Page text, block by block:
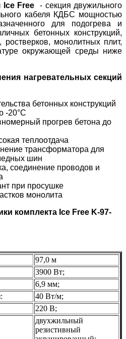
Ice Free- секция двужильного
кабеля КДБС мощностью
для подогрева и
бетонных конструкций,
монолитных плит,
окружающей среды ниже
нагревательных секций
бетонных конструкций
-20°С
прогрев бетона до
теплоотдача
трансформатора для
шин
соединение проводов и
при просушке
монолита
комплекта Ice Free K-97-
97,0 м
3900 Вт;
6,9 мм;
40 Вт/м;
220 В;
двухжильный
резистивный